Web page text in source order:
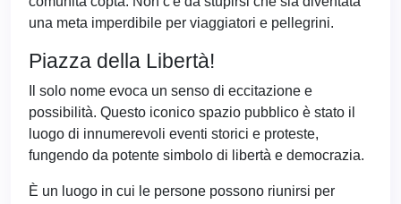
una meta imperdibile per viaggiatori e pellegrini.
Piazza della Libertà!
Il solo nome evoca un senso di eccitazione e
possibilità. Questo iconico spazio pubblico è stato il
luogo di innumerevoli eventi storici e proteste,
fungendo da potente simbolo di libertà e democrazia.
È un luogo in cui le persone possono riunirsi per